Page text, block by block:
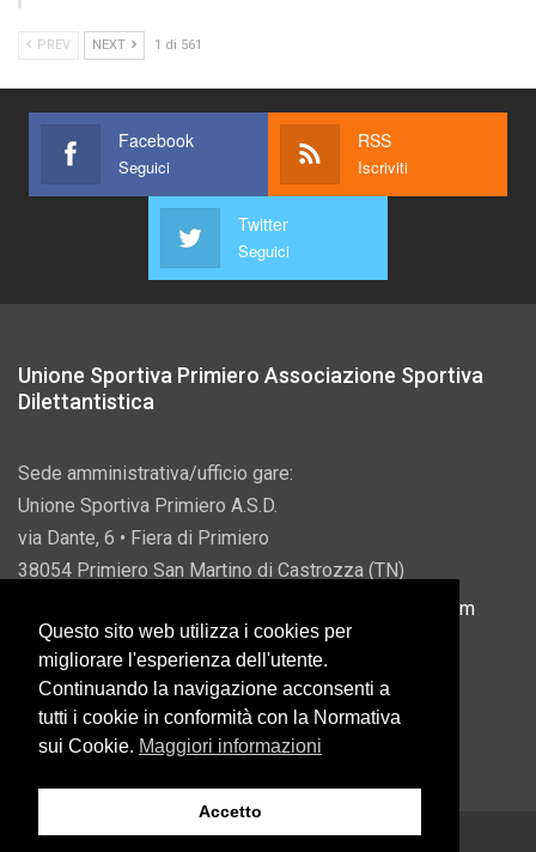
PREV NEXT 1 di 561
Facebook
Seguici
RSS
Iscriviti
Twitter
Seguici
Unione Sportiva Primiero Associazione Sportiva
Dilettantistica
Sede amministrativa/ufficio gare:
Unione Sportiva Primiero A.S.D.
via Dante, 6 • Fiera di Primiero
38054 Primiero San Martino di Castrozza (TN)
info@usprimiero.com
Vantaggi da Pubblica Amministrazione
Questo sito web utilizza i cookies per
migliorare l'esperienza dell'utente.
Continuando la navigazione acconsenti a
tutti i cookie in conformità con la Normativa
sui Cookie. Maggiori informazioni
Accetto